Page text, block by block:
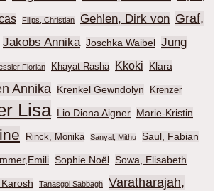
Filips, Christian Gehlen, Dirk von Graf,
Jakobs Annika Joschka Waibel Jung
Florian Khayat Rasha Kkoki Klara
Annika Krenkel Gewndolyn Krenzer
Lisa Lio Diona Aigner Marie-Kristin
Rinck, Monika Sanyal, Mithu Saul, Fabian
Sophie Noël Sowa, Elisabeth
Tanasgol Sabbagh
Varatharajah,